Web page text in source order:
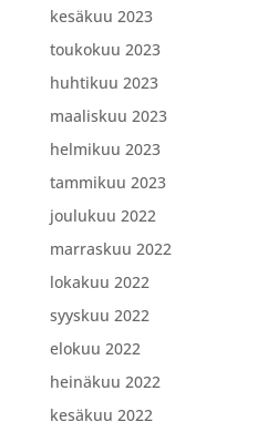
kesäkuu 2023
toukokuu 2023
huhtikuu 2023
maaliskuu 2023
helmikuu 2023
tammikuu 2023
joulukuu 2022
marraskuu 2022
lokakuu 2022
syyskuu 2022
elokuu 2022
heinäkuu 2022
kesäkuu 2022